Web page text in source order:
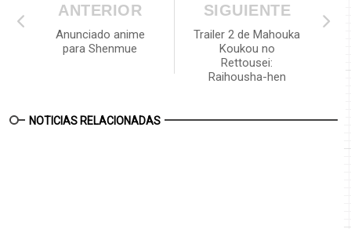
SIGUIENTE
Trailer 2 de Mahouka
Koukou no
Rettousei:
Raihousha-hen
ANTERIOR
Anunciado anime
para Shenmue
NOTICIAS RELACIONADAS